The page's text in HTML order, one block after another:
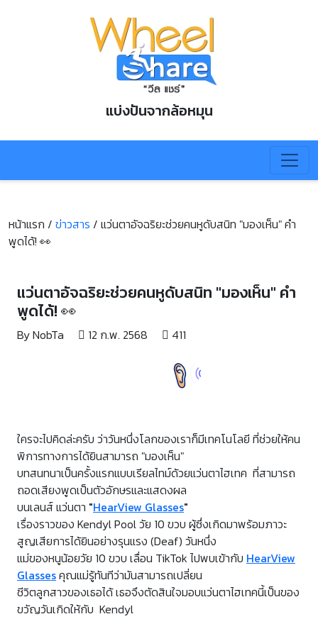
แบ่งปันจากล้อหมุน
หน้าแรก / ข่าวสาร / แว่นตาอัจฉริยะช่วยคนหูดับสนิท "มองเห็น" คำ
พูดได้! 👀
แว่นตาอัจฉริยะช่วยคนหูดับสนิท "มองเห็น" คำ
พูดได้! 👀
By NobTa 12 ก.พ. 2568 411
ใครจะไปคิดล่ะครับ ว่าวันหนึ่งโลกของเราก็มีเทคโนโลยี ที่ช่วยให้คน
พิการทางการได้ยินสามารถ "มองเห็น"
บทสนทนาเป็นครั้งแรกแบบเรียลไทม์ด้วยแว่นตาไฮเทค ที่สามารถ
ถอดเสียงพูดเป็นตัวอักษรและแสดงผล
บนเลนส์ แว่นตา "HearView Glasses"
เรื่องราวของ Kendyl Pool วัย 10 ขวบ ผู้ซึ่งเกิดมาพร้อมภาวะ
สูญเสียการได้ยินอย่างรุนแรง (Deaf) วันหนึ่ง
แม่ของหนูน้อยวัย 10 ขวบ เลื่อน TikTok ไปพบเข้ากับ HearView
Glassesคุณแม่รู้ทันทีว่ามันสามารถเปลี่ยน
ชีวิตลูกสาวของเธอได้ เธอจึงตัดสินใจมอบแว่นตาไฮเทคนี้เป็นของ
ขวัญวันเกิดให้กับ Kendyl